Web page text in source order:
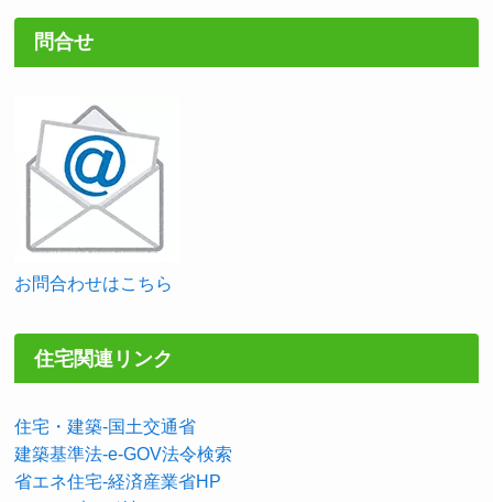
問合せ
お問合わせはこちら
住宅関連リンク
住宅・建築-国土交通省
建築基準法-e-GOV法令検索
省エネ住宅-経済産業省HP